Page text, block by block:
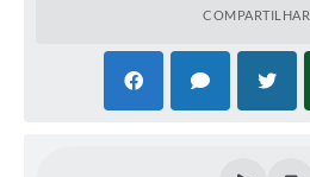
COMPARTILHAR